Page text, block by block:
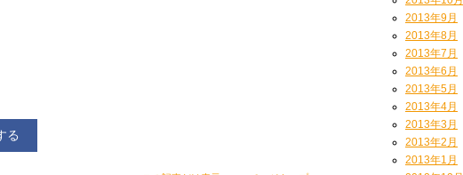
る
2013年9月
2013年8月
2013年7月
2013年6月
2013年5月
2013年4月
2013年3月
2013年2月
2013年1月